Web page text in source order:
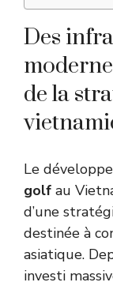
Des
de la
Le
golf au
d’une
destinée à
asiatique.
investi